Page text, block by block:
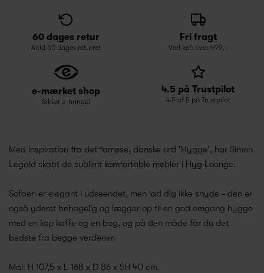
60 dages retur
Altid 60 dages returret
Fri fragt
Ved køb over 499,-
e-mærket shop
Sikker e-handel
4.5 på Trustpilot
4.5 af 5 på Trustpilot
Med inspiration fra det famøse, danske ord 'Hygge', har Simon
Legald skabt de sublimt komfortable møbler i Hyg Lounge.
Sofaen er elegant i udseendet, men lad dig ikke snyde - den er
også yderst behagelig og lægger op til en god omgang hygge
med en kop kaffe og en bog, og på den måde får du det
bedste fra begge verdener.
Mål: H 107,5 x L 168 x D 86 x SH 40 cm.